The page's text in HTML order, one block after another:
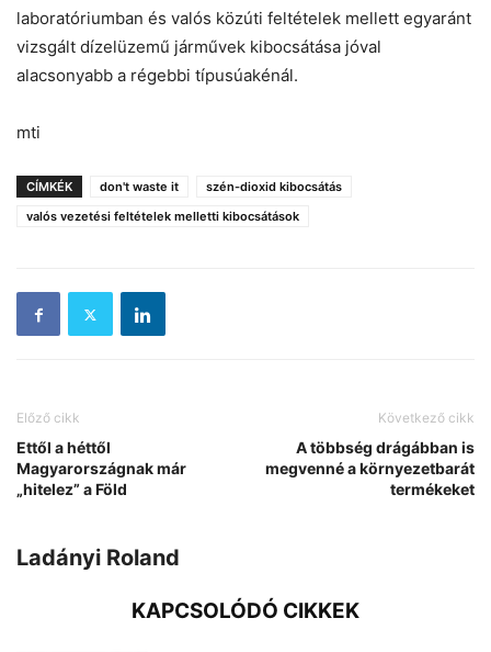
laboratóriumban és valós közúti feltételek mellett egyaránt
vizsgált dízelüzemű járművek kibocsátása jóval
alacsonyabb a régebbi típusúakénál.
mti
CÍMKÉK don't waste it
szén-dioxid kibocsátás
valós vezetési feltételek melletti kibocsátások
Előző cikk
Ettől a héttől
Magyarországnak már
„hitelez” a Föld
Következő cikk
A többség drágábban is
megvenné a környezetbarát
termékeket
Ladányi Roland
KAPCSOLÓDÓ CIKKEK